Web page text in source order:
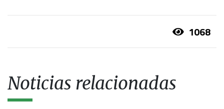
1068
Noticias relacionadas